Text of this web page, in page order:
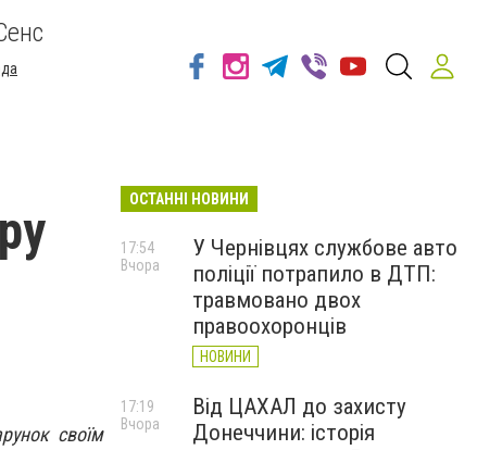
своїм
ОСТАННІ НОВИНИ
У Чернівцях службове авто
поліції потрапило в ДТП:
травмовано двох
правоохоронців
НОВИНИ
17:54
Вчора
Від ЦАХАЛ до захисту
Донеччини: історія
17:19
Вчора